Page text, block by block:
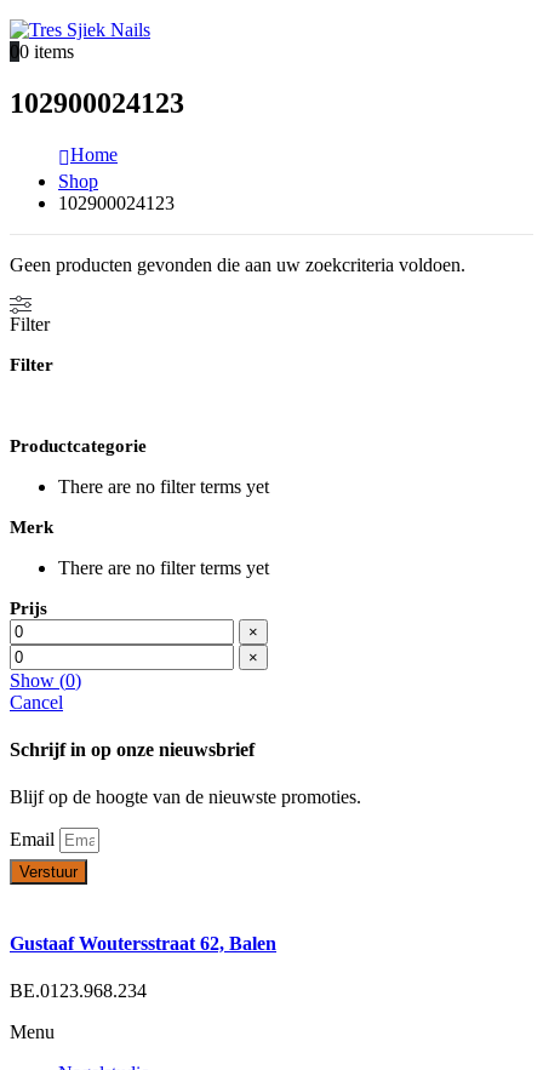
00 items
102900024123
Home
Shop
102900024123
Geen producten gevonden die aan uw zoekcriteria voldoen.
Filter
Filter
Productcategorie
There are no filter terms yet
Merk
There are no filter terms yet
Prijs
×
×
Show (0)
Cancel
Schrijf in op onze nieuwsbrief
Blijf op de hoogte van de nieuwste promoties.
Email
Verstuur
Gustaaf Woutersstraat 62, Balen
BE.0123.968.234
Menu